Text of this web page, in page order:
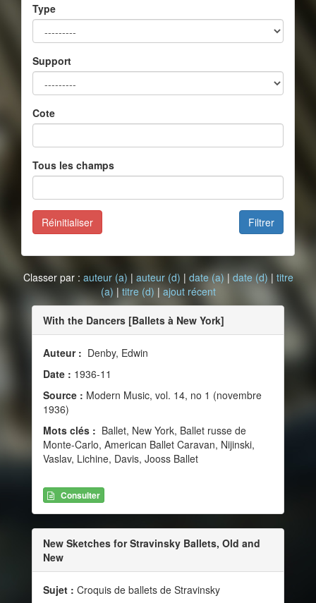
Type
Support
Cote
Tous les champs
Filtrer
Réinitialiser
Classer par : auteur (a) | auteur (d) | date (a) | date (d) | titre
(a) |titre (d) | ajout récent
With the Dancers [Ballets à New York]
Auteur : Denby, Edwin
Date : 1936-11
Source : Modern Music, vol. 14, no 1 (novembre
1936)
Mots clés : Ballet, New York, Ballet russe de
Monte-Carlo, American Ballet Caravan, Nijinski,
Vaslav, Lichine, Davis, Jooss Ballet
Consulter
New Sketches for Stravinsky Ballets, Old and
New
Sujet : Croquis de ballets de Stravinsky